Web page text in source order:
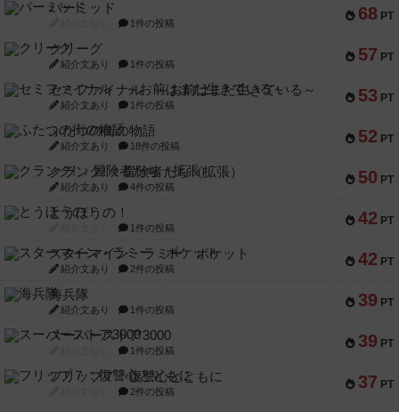
68 PT
パーミッド
1件の投稿
57 PT
クリーグ
紹介文あり 1件の投稿
53 PT
セミファイナル ～お前はまだ生きている～
紹介文あり 1件の投稿
52 PT
ふたつの街の物語
紹介文あり 18件の投稿
50 PT
クランク! ：冒険者たち（拡張）
紹介文あり 4件の投稿
42 PT
とうほうの！
1件の投稿
42 PT
スターマイン・ラミー ポケット
紹介文あり 2件の投稿
39 PT
海兵隊
紹介文あり 1件の投稿
39 PT
スーパーストア3000
1件の投稿
37 PT
フリップ７：復讐心とともに
2件の投稿